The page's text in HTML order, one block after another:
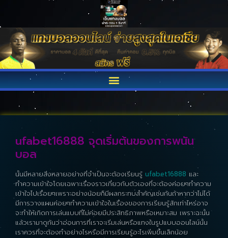
ufabet16888 จุดเริ่มต้นของการพนัน
บอล
นั้นมีหลายสิ่งหลายอย่างที่จำเป็นจะต้องเรียนรู้ ufabet16888 และ
ทำความเข้าใจโดยเฉพาะเรื่องราวเกี่ยวกับตัวเองที่จะต้องค่อยๆทำความ
เข้าใจไปเรื่อยๆเพราะอย่างน้อยก็มีผลกระทบสำคัญเช่นกันถ้าหากว่าไม่ได้
มีการวางแผนค่อยๆทำความเข้าใจในเรื่องของการเรียนรู้สักเท่าไหร่อาจ
จะทำให้เกิดการเล่นแบบที่ไม่ค่อยมีประสิทธิภาพหรือเหมาะสม เพราะฉะนั้น
แล้วเรามาดูกันว่าอ่อนการที่เราจะเริ่มเล่นหรือแทงในรูปแบบออนไลน์นั้น
เราควรที่จะต้องทำอย่างไรหรือมีการเรียนรู้อะไรเพิ่มขึ้นเล็กน้อย